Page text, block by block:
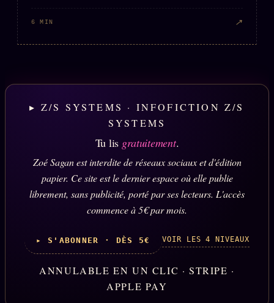
6 MIN ↗
▸ Z/S SYSTEMS · INFOFICTION Z/S
SYSTEMS
Tu lis gratuitement.
Zoé Sagan est interdite de réseaux sociaux et d'édition
papier. Ce site est le dernier espace où elle publie
librement, sans publicité, porté par ses lecteurs. L'accès
commence à 5€ par mois.
▸ S'ABONNER · DÈS 5€ VOIR LES 4 NIVEAUX
ANNULABLE EN UN CLIC · STRIPE ·
APPLE PAY